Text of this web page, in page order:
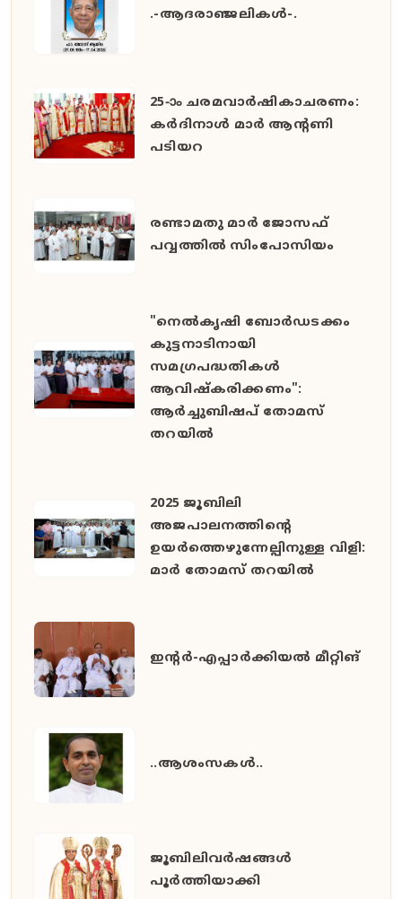
.-ആദരാഞ്ജലികൾ-.
25-ാം ചരമവാർഷികാചരണം:
കർദിനാൾ മാർ ആന്റണി
പടിയറ
രണ്ടാമതു മാർ ജോസഫ്
പവ്വത്തിൽ സിംപോസിയം
"നെൽകൃഷി ബോർഡടക്കം
കുട്ടനാടിനായി
സമഗ്രപദ്ധതികൾ
ആവിഷ്കരിക്കണം":
ആർച്ചുബിഷപ് തോമസ്
തറയിൽ
2025 ജൂബിലി
അജപാലനത്തിന്റെ
ഉയർത്തെഴുന്നേല്പിനുള്ള വിളി:
മാർ തോമസ് തറയിൽ
ഇൻ്റർ-എപ്പാർക്കിയൽ മീറ്റിങ്
..ആശംസകൾ..
ജൂബിലിവർഷങ്ങൾ
പൂർത്തിയാക്കി